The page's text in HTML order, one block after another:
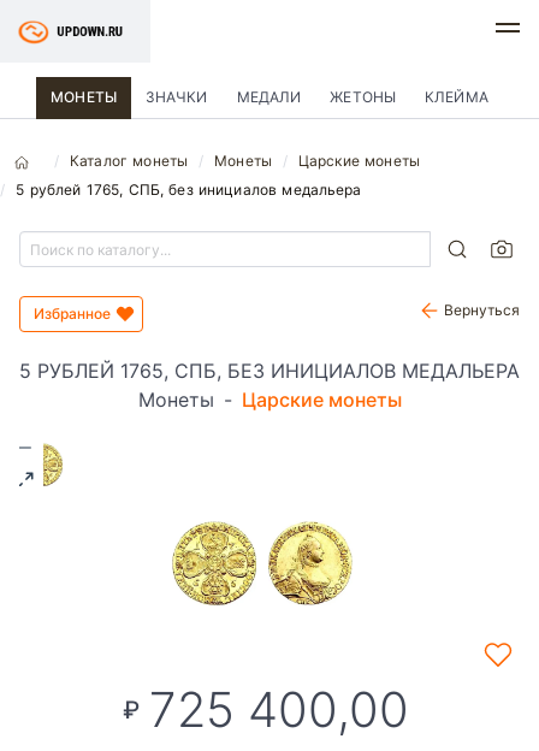
МОНЕТЫ ЗНАЧКИ МЕДАЛИ ЖЕТОНЫ КЛЕЙМА
Каталог монеты Монеты
Царские монеты
5 рублей 1765, СПБ, без инициалов медальера
Избранное Вернуться
5 РУБЛЕЙ 1765, СПБ, БЕЗ ИНИЦИАЛОВ МЕДАЛЬЕРА
Монеты - Царские монеты
₽ 725 400,00